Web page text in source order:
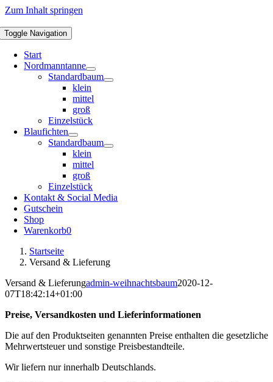
Zum Inhalt springen
Toggle Navigation
Start
Nordmanntanne
Standardbaum
klein
mittel
groß
Einzelstück
Blaufichten
Standardbaum
klein
mittel
groß
Einzelstück
Kontakt & Social Media
Gutschein
Shop
Warenkorb0
Startseite
Versand & Lieferung
Versand & Lieferungadmin-weihnachtsbaum2020-12-
07T18:42:14+01:00
Preise, Versandkosten und Lieferinformationen
Die auf den Produktseiten genannten Preise enthalten die gesetzliche
Mehrwertsteuer und sonstige Preisbestandteile.
Wir liefern nur innerhalb Deutschlands.